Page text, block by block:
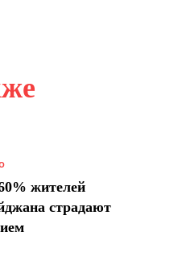
жителей
страдают